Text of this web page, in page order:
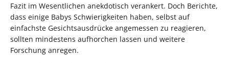
Fazit im Wesentlichen anekdotisch verankert. Doch Berichte,
dass einige Babys Schwierigkeiten haben, selbst auf
einfachste Gesichtsausdrücke angemessen zu reagieren,
sollten mindestens aufhorchen lassen und weitere
Forschung anregen.